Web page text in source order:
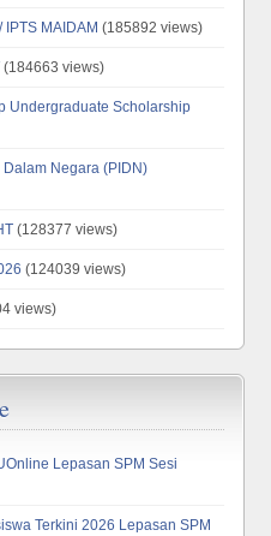
IPTS MAIDAM (185892 views)
(184663 views)
Undergraduate Scholarship
Dalam Negara (PIDN)
(128377 views)
(124039 views)
views)
Lepasan SPM Sesi
Terkini 2026 Lepasan SPM